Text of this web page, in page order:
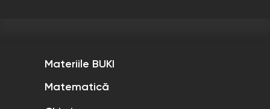
Materiile BUKI
Matematică